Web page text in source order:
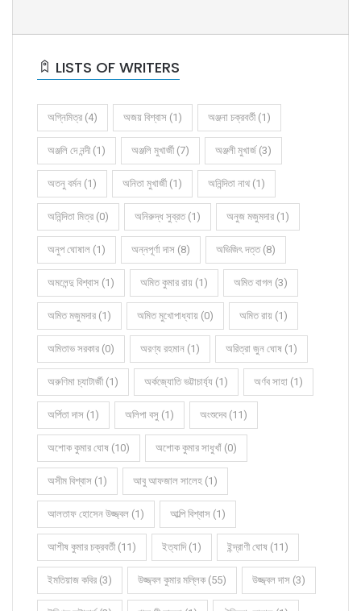
LISTS OF WRITERS
অগ্নিমিত্র (4) অজয় বিশ্বাস (1) অঞ্জনা চক্রবর্তী (1)
অঞ্জলি দে নন্দী (1) অঞ্জলি মুখার্জী (7) অঞ্জলী মুখার্জ (3)
অতনু বর্মন (1) অনিতা মুখার্জী (1) অনিন্দিতা নাথ (1)
অনিন্দিতা মিত্র (0) অনিরুদ্ধ সুব্রত (1) অনুজ মজুমদার (1)
অনুপ ঘোষাল (1) অন্নপূর্ণা দাস (8) অভিজিৎ দত্ত (8)
অমলেন্দু বিশ্বাস (1) অমিত কুমার রায় (1) অমিত বাগল (3)
অমিত মজুমদার (1) অমিত মুখোপাধ্যায় (0) অমিত রায় (1)
অমিতাভ সরকার (0) অরণ্য রহমান (1) অরিত্রা জুন ঘোষ (1)
অরুণিমা চ্যাটার্জী (1) অর্কজ্যোতি ভট্টাচার্য্য (1) অর্ণব সাহা (1)
অর্পিতা দাস (1) অলিপা বসু (1) অংশুদেব (11)
অশোক কুমার ঘোষ (10) অশোক কুমার সাধুখাঁ (0)
অসীম বিশ্বাস (1) আবু আফজাল সালেহ (1)
আলতাফ হোসেন উজ্জ্বল (1) আল্পি বিশ্বাস (1)
আশীষ কুমার চক্রবর্তী (11) ইত্যাদি (1) ইন্দ্রাণী ঘোষ (11)
ইমতিয়াজ কবির (3) উজ্জ্বল কুমার মল্লিক (55) উজ্জ্বল দাস (3)